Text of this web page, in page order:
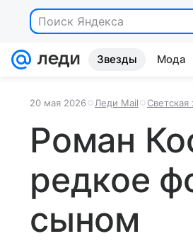
Поиск Яндекса
Звезды Мода
20 мая 2026 Леди Mail Светская
Роман
редкое
сыном